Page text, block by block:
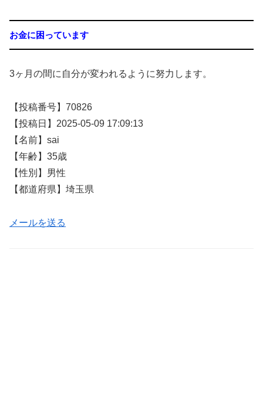
お金に困っています
3ヶ月の間に自分が変われるように努力します。
【投稿番号】70826
【投稿日】2025-05-09 17:09:13
【名前】sai
【年齢】35歳
【性別】男性
【都道府県】埼玉県
メールを送る